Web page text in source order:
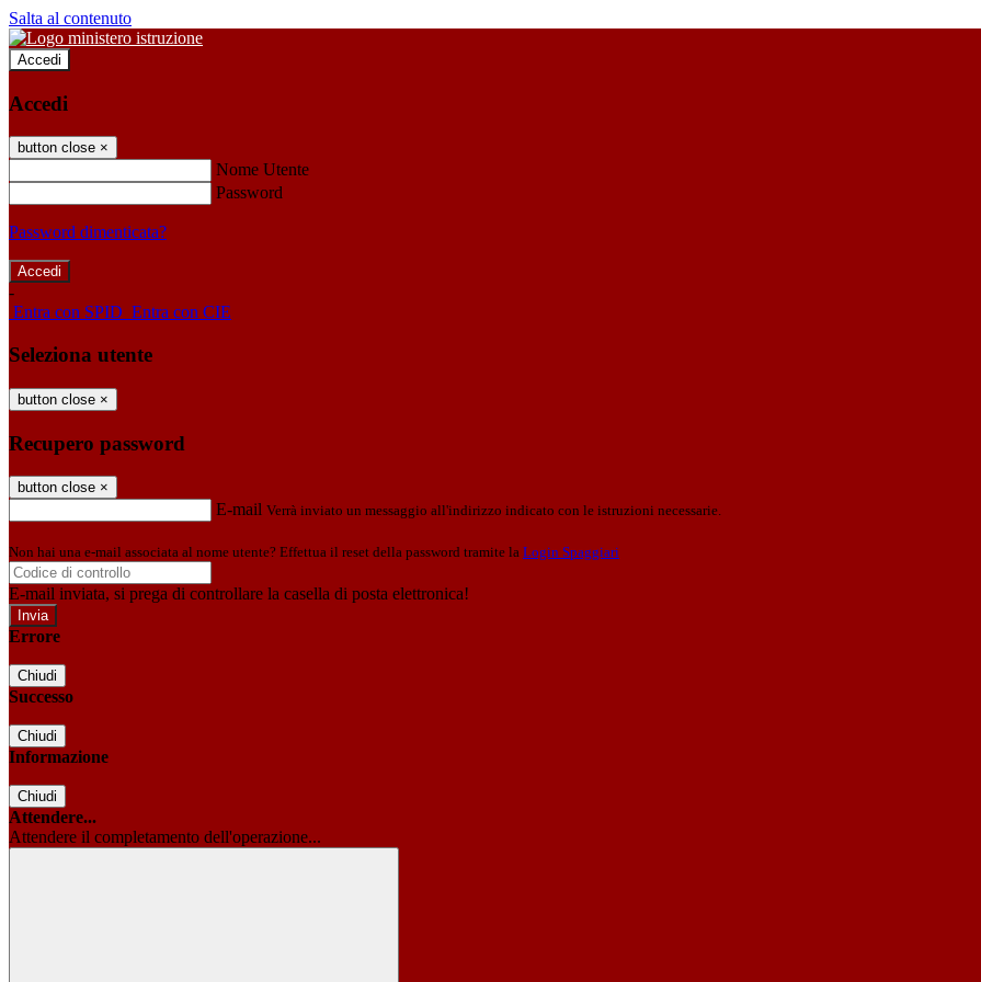
Salta al contenuto
Accedi
Accedi
button close ×
Nome Utente
Password
Password dimenticata?
-
Entra con SPID Entra con CIE
Seleziona utente
button close ×
Recupero password
button close ×
E-mail Verrà inviato un messaggio all'indirizzo indicato con le istruzioni necessarie.
Non hai una e-mail associata al nome utente? Effettua il reset della password tramite la Login Spaggiari
E-mail inviata, si prega di controllare la casella di posta elettronica!
Errore
Chiudi
Successo
Chiudi
Informazione
Chiudi
Attendere...
Attendere il completamento dell'operazione...